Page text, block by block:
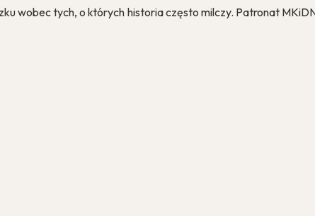
wobec tych, o których historia często milczy. Patronat